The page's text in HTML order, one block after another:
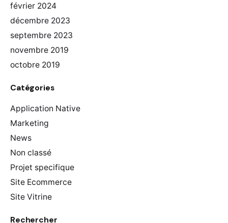
février 2024
décembre 2023
septembre 2023
novembre 2019
octobre 2019
Catégories
Application Native
Marketing
News
Non classé
Projet specifique
Site Ecommerce
Site Vitrine
Rechercher